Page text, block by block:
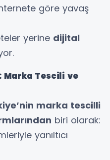
göre yavaş
yerine dijital
Marka Tescili ve
marka tescilli
biri olarak:
yanıltıcı